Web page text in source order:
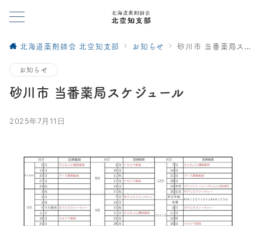
北海道薬剤師会 北空知支部 お知らせ 砂川市 当番薬局スケジュール
お知らせ
砂川市 当番薬局スケジュール
2025年7月11日